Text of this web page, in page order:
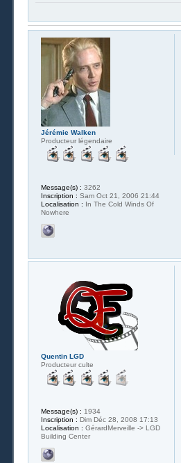
Jérémie Walken
Producteur légendaire
Message(s) : 3262
Inscription : Sam Oct 21, 2006 21:44
Localisation : In The Cold Winds Of
Nowhere
Quentin LGD
Producteur culte
Message(s) : 1934
Inscription : Dim Déc 28, 2008 17:13
Localisation : GérardMerveille -> LGD
Building Center